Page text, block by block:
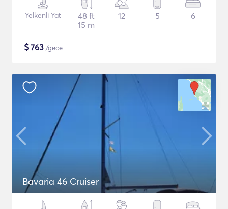
Yelkenli Yat
48 ft
15 m
12 5 6
$763 /gece
Bavaria 46 Cruiser